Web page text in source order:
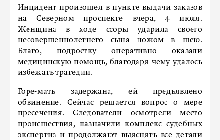
Инцидент произошел в пункте выдачи заказов
на Северном проспекте вчера, 4 июля.
Женщина в ходе ссоры ударила своего
несовершеннолетнего сына ножом в шею.
Благо, подростку оперативно оказали
медицинскую помощь, благодаря чему удалось
избежать трагедии.
Горе-мать задержана, ей предъявлено
обвинение. Сейчас решается вопрос о мере
пресечения. Следователи осмотрели место
происшествия, назначили комплекс судебных
экспертиз и продолжают выяснять все детали